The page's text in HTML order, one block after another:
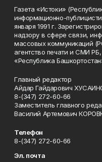
Газета «Истоки»
информационно-
января 1991 г.
надзору в сфере связи,
массовых коммуникаций
агентство печати и СМИ
«Республика
Главный редактор
Айдар Гайдарович
8-(347) 272-60-66
Заместитель главного
Василий Артемович
Телефон
8-(347) 272-60-66
Эл. почта